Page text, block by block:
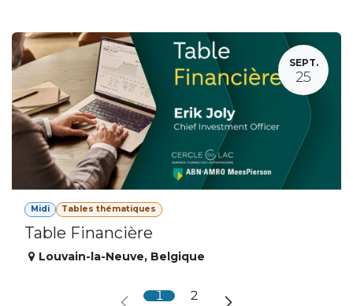
SEPT.
25
Midi Tables thématiques
Table Financière
Louvain-la-Neuve, Belgique
1 2